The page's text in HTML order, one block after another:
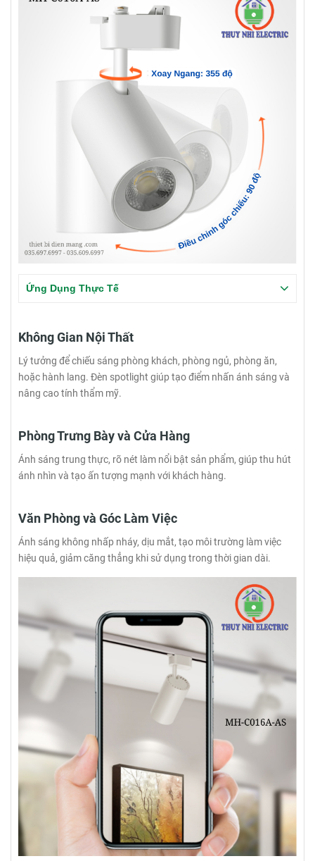
Ứng Dụng Thực Tế
Không Gian Nội Thất
Lý tưởng để chiếu sáng phòng khách, phòng ngủ, phòng ăn,
hoặc hành lang. Đèn spotlight giúp tạo điểm nhấn ánh sáng và
nâng cao tính thẩm mỹ.
Phòng Trưng Bày và Cửa Hàng
Ánh sáng trung thực, rõ nét làm nổi bật sản phẩm, giúp thu hút
ánh nhìn và tạo ấn tượng mạnh với khách hàng.
Văn Phòng và Góc Làm Việc
Ánh sáng không nhấp nháy, dịu mắt, tạo môi trường làm việc
hiệu quả, giảm căng thẳng khi sử dụng trong thời gian dài.